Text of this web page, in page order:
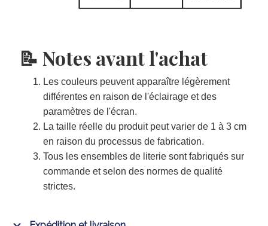
📝 Notes avant l'achat
Les couleurs peuvent apparaître légèrement
différentes en raison de l'éclairage et des
paramètres de l'écran.
La taille réelle du produit peut varier de 1 à 3 cm
en raison du processus de fabrication.
Tous les ensembles de literie sont fabriqués sur
commande et selon des normes de qualité
strictes.